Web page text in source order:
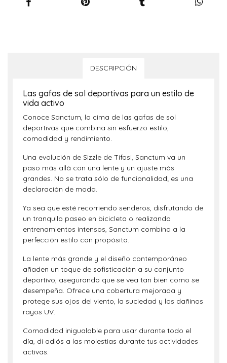
DESCRIPCIÓN
Las gafas de sol deportivas para un estilo de
vida activo
Conoce Sanctum, la cima de las gafas de sol
deportivas que combina sin esfuerzo estilo,
comodidad y rendimiento.
Una evolución de Sizzle de Tifosi, Sanctum va un
paso más allá con una lente y un ajuste más
grandes. No se trata sólo de funcionalidad; es una
declaración de moda.
Ya sea que esté recorriendo senderos, disfrutando de
un tranquilo paseo en bicicleta o realizando
entrenamientos intensos, Sanctum combina a la
perfección estilo con propósito.
La lente más grande y el diseño contemporáneo
añaden un toque de sofisticación a su conjunto
deportivo, asegurando que se vea tan bien como se
desempeña. Ofrece una cobertura mejorada y
protege sus ojos del viento, la suciedad y los dañinos
rayos UV.
Comodidad inigualable para usar durante todo el
día, di adiós a las molestias durante tus actividades
activas.